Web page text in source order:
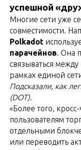
успешной
Многие сети уже
совместимости.
Polkadot
парачейнов. Она
связываться
рамках единой
Подсказали, как
(DOT).
«Более того,
пользователям
отдельными
или переводить